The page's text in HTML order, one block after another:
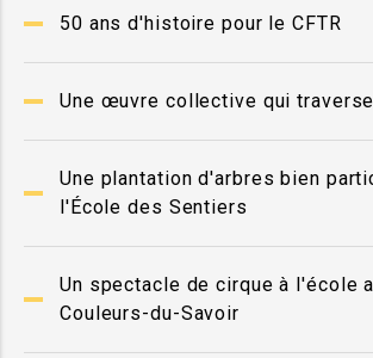
50 ans d'histoire pour le CFTR
Une œuvre collective qui
Une plantation d'arbres bien
l'École des Sentiers
Un spectacle de cirque à l'école
Couleurs-du-Savoir